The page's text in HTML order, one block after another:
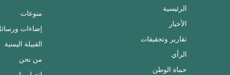
الرئيسية
الأخبار
تقارير وتحقيقات
الرأي
حماة الوطن
منوعات
إضاءات
القبيلة اليمنية
من نحن